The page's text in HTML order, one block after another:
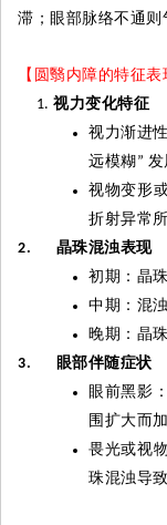
滞；眼部脉络不通
【圆翳内障的特征表
视力变化特征
视力渐进
远模糊 ” 发
视物变形
折射异常所
2.
晶珠混浊表现
初期：晶
中期：混
晚期：晶
3.
眼部伴随症状
眼前黑影
围扩大而
畏光或视
珠混浊导